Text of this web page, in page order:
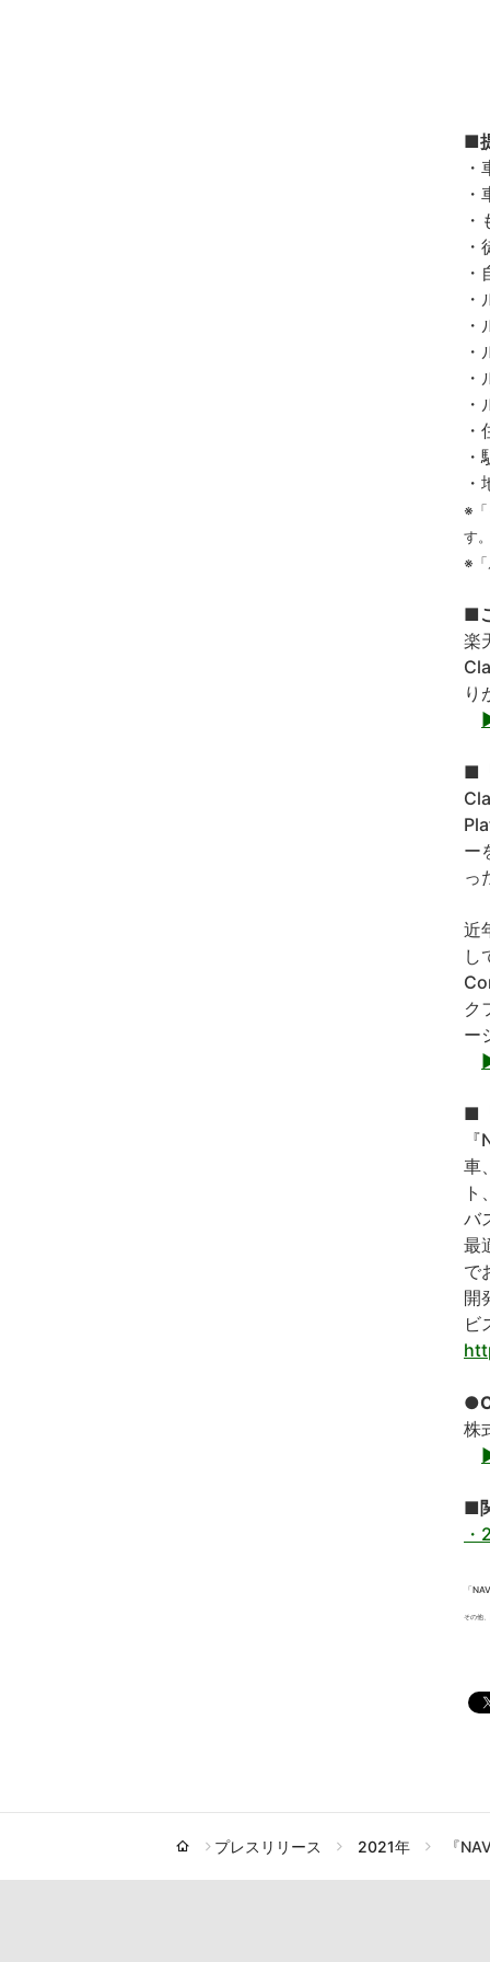
■
※「
す。
※「
■
楽
り
■
ー
っ
近
し
ク
ー
■
車
バ
最
で
開
ビ
株
■
「
その他
プレスリリース 2021年 『